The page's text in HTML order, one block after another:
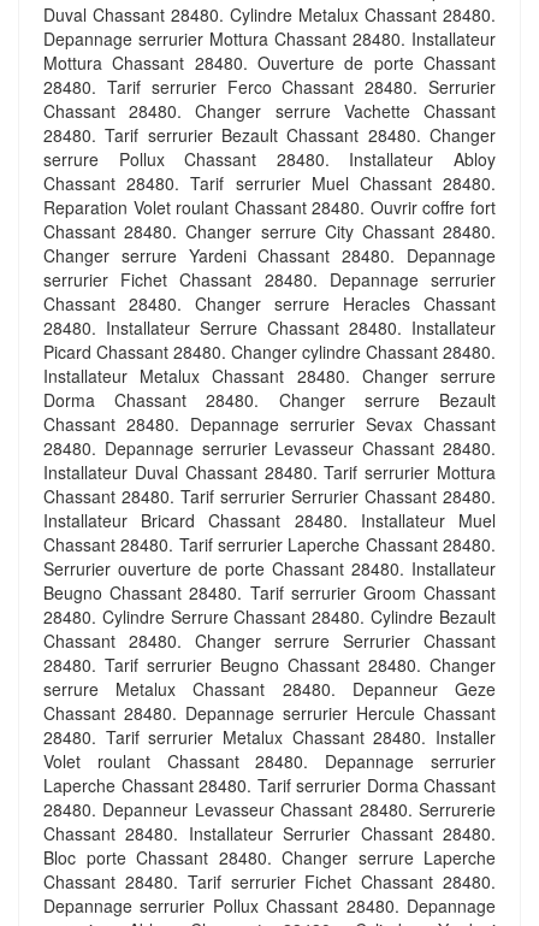
Duval Chassant 28480. Cylindre Metalux Chassant 28480.
Depannage serrurier Mottura Chassant 28480. Installateur
Mottura Chassant 28480. Ouverture de porte Chassant
28480. Tarif serrurier Ferco Chassant 28480. Serrurier
Chassant 28480. Changer serrure Vachette Chassant
28480. Tarif serrurier Bezault Chassant 28480. Changer
serrure Pollux Chassant 28480. Installateur Abloy
Chassant 28480. Tarif serrurier Muel Chassant 28480.
Reparation Volet roulant Chassant 28480. Ouvrir coffre fort
Chassant 28480. Changer serrure City Chassant 28480.
Changer serrure Yardeni Chassant 28480. Depannage
serrurier Fichet Chassant 28480. Depannage serrurier
Chassant 28480. Changer serrure Heracles Chassant
28480. Installateur Serrure Chassant 28480. Installateur
Picard Chassant 28480. Changer cylindre Chassant 28480.
Installateur Metalux Chassant 28480. Changer serrure
Dorma Chassant 28480. Changer serrure Bezault
Chassant 28480. Depannage serrurier Sevax Chassant
28480. Depannage serrurier Levasseur Chassant 28480.
Installateur Duval Chassant 28480. Tarif serrurier Mottura
Chassant 28480. Tarif serrurier Serrurier Chassant 28480.
Installateur Bricard Chassant 28480. Installateur Muel
Chassant 28480. Tarif serrurier Laperche Chassant 28480.
Serrurier ouverture de porte Chassant 28480. Installateur
Beugno Chassant 28480. Tarif serrurier Groom Chassant
28480. Cylindre Serrure Chassant 28480. Cylindre Bezault
Chassant 28480. Changer serrure Serrurier Chassant
28480. Tarif serrurier Beugno Chassant 28480. Changer
serrure Metalux Chassant 28480. Depanneur Geze
Chassant 28480. Depannage serrurier Hercule Chassant
28480. Tarif serrurier Metalux Chassant 28480. Installer
Volet roulant Chassant 28480. Depannage serrurier
Laperche Chassant 28480. Tarif serrurier Dorma Chassant
28480. Depanneur Levasseur Chassant 28480. Serrurerie
Chassant 28480. Installateur Serrurier Chassant 28480.
Bloc porte Chassant 28480. Changer serrure Laperche
Chassant 28480. Tarif serrurier Fichet Chassant 28480.
Depannage serrurier Pollux Chassant 28480. Depannage